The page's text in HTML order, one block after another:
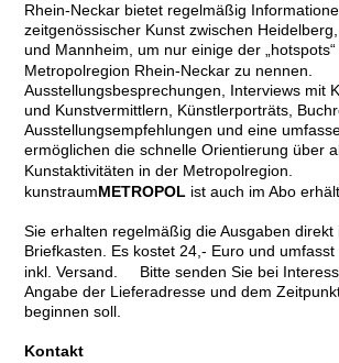
Rhein-Neckar bietet regelmäßig
zeitgenössischer Kunst zwischen
und Mannheim, um nur einige der
Metropolregion Rhein-Neckar zu nennen.
Ausstellungsbesprechungen, Interviews mit
und Kunstvermittlern, Künstlerporträts,
Ausstellungsempfehlungen und eine
ermöglichen die schnelle Orientierung über
Kunstaktivitäten in der Metropolregion.
kunstraumMETROPOL ist auch im Abo
Sie erhalten regelmäßig die Ausgaben direkt
Briefkasten. Es kostet 24,- Euro und umfasst
inkl. Versand. Bitte senden Sie bei
Angabe der Lieferadresse und dem
beginnen soll.
Kontakt